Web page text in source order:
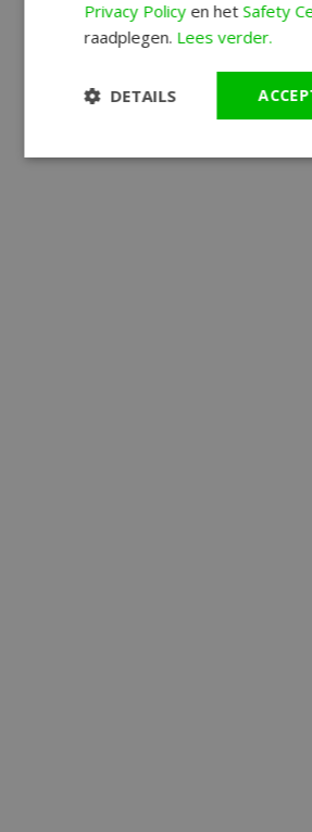
Privacy Policyen hetSafety
raadplegen. Lees verder.
DETAILS